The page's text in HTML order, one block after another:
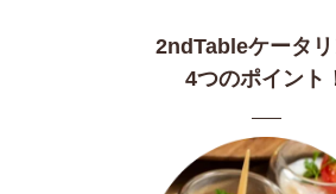
2ndTableケータ
4つのポイント